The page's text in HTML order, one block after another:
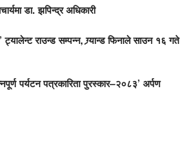
डा. झपिन्द्र अधिकारी
राउन्ड सम्पन्न, ग्र्यान्ड फिनाले साउन १६ गते
पर्यटन पत्रकारिता पुरस्कार–२०८३’ अर्पण